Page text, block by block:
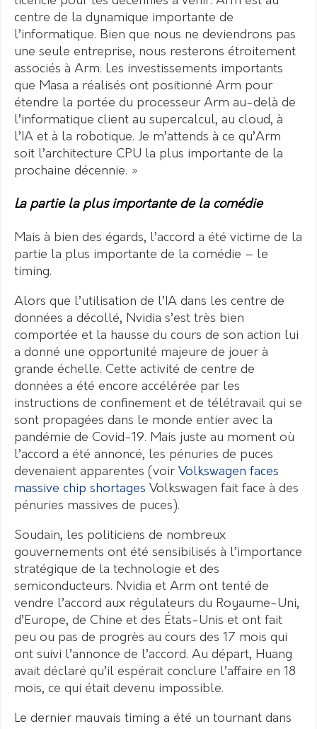
centre de la dynamique importante de
l’informatique. Bien que nous ne deviendrons pas
une seule entreprise, nous resterons étroitement
associés à Arm. Les investissements importants
que Masa a réalisés ont positionné Arm pour
étendre la portée du processeur Arm au-delà de
l’informatique client au supercalcul, au cloud, à
l’IA et à la robotique. Je m’attends à ce qu’Arm
soit l’architecture CPU la plus importante de la
prochaine décennie. »
La partie la plus importante de la comédie
Mais à bien des égards, l’accord a été victime de la
partie la plus importante de la comédie – le
timing.
Alors que l’utilisation de l’IA dans les centre de
données a décollé, Nvidia s’est très bien
comportée et la hausse du cours de son action lui
a donné une opportunité majeure de jouer à
grande échelle. Cette activité de centre de
données a été encore accélérée par les
instructions de confinement et de télétravail qui se
sont propagées dans le monde entier avec la
pandémie de Covid-19. Mais juste au moment où
l’accord a été annoncé, les pénuries de puces
devenaient apparentes (voir Volkswagen faces
massive chip shortages Volkswagen fait face à des
pénuries massives de puces).
Soudain, les politiciens de nombreux
gouvernements ont été sensibilisés à l’importance
stratégique de la technologie et des
semiconducteurs. Nvidia et Arm ont tenté de
vendre l’accord aux régulateurs du Royaume-Uni,
d’Europe, de Chine et des États-Unis et ont fait
peu ou pas de progrès au cours des 17 mois qui
ont suivi l’annonce de l’accord. Au départ, Huang
avait déclaré qu’il espérait conclure l’affaire en 18
mois, ce qui était devenu impossible.
Le dernier mauvais timing a été un tournant dans